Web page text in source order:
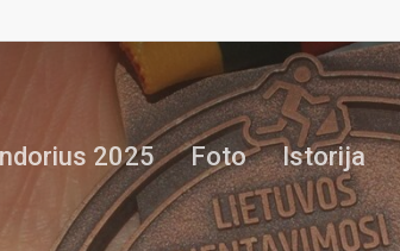
2025 Foto Istorija